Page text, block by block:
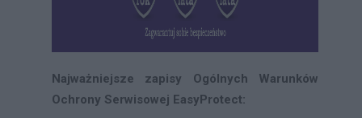
Najważniejsze zapisy Ogólnych Warunków
Ochrony Serwisowej EasyProtect: